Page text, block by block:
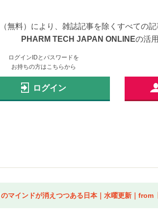
無料）により、雑誌記事を除くすべての記
PHARM TECH JAPAN ONLINEの活
ログインIDとパスワードを
お持ちの方はこちらから
ログイン
のマインドが消えつつある日本｜水曜更新｜from